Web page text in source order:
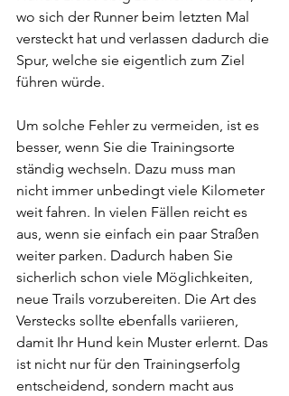
wo sich der Runner beim letzten Mal
versteckt hat und verlassen dadurch die
Spur, welche sie eigentlich zum Ziel
führen würde.
Um solche Fehler zu vermeiden, ist es
besser, wenn Sie die Trainingsorte
ständig wechseln. Dazu muss man
nicht immer unbedingt viele Kilometer
weit fahren. In vielen Fällen reicht es
aus, wenn sie einfach ein paar Straßen
weiter parken. Dadurch haben Sie
sicherlich schon viele Möglichkeiten,
neue Trails vorzubereiten. Die Art des
Verstecks sollte ebenfalls variieren,
damit Ihr Hund kein Muster erlernt. Das
ist nicht nur für den Trainingserfolg
entscheidend, sondern macht aus